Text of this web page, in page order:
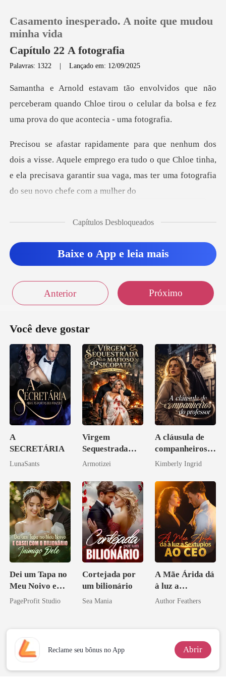
Loja
Sair
Baixar App
Casamento inesperado. A noite que mudou
minha vida
Capítulo 22 A fotografia
Palavras: 1322 |Lançado em: 12/09/2025
perceberam quando Chloe tirou o celular da bolsa
Aquele emprego era tudo o que Chloe tinha,
e ela precisava garanti
Capítulos Desbloqueados
Baixe o App e leia mais
Anterior Próximo
Você deve gostar
A
SECRETÁRIA
LunaSants
Virgem
Sequestrada
pelo Mafioso
CONTRATO
DE SANGUE
Armotizei
A cláusula de
companheiros
do professor
Kimberly Ingrid
Dei um Tapa no
Meu Noivo e
Casei com o
PageProfit Studio
Cortejada por
um bilionário
Sea Mania
A Mãe Árida dá
à luz a
Sextuplos ao
Author Feathers
Reclame seu bônus no App Abrir